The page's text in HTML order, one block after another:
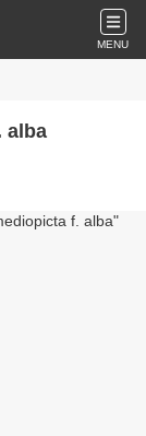
MENU
alba